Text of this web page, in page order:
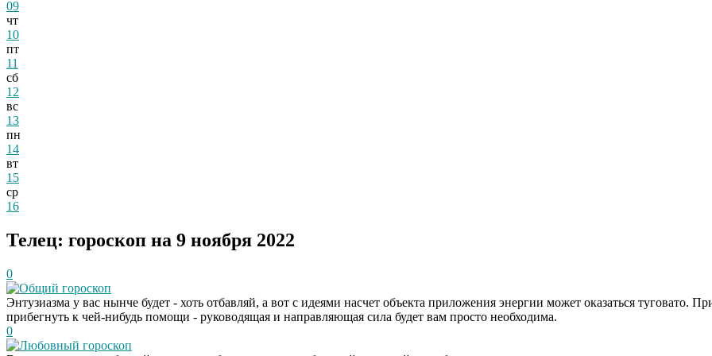
09
чт
10
пт
11
сб
12
вс
13
пн
14
вт
15
ср
16
Телец: гороскоп на 9 ноября 2022
0
Общий гороскоп
Энтузиазма у вас нынче будет - хоть отбавляй, а вот с идеями насчет объекта приложения энергии может оказаться туговато.
прибегнуть к чей-нибудь помощи - руководящая и направляющая сила будет вам просто необходима.
0
Любовный гороскоп